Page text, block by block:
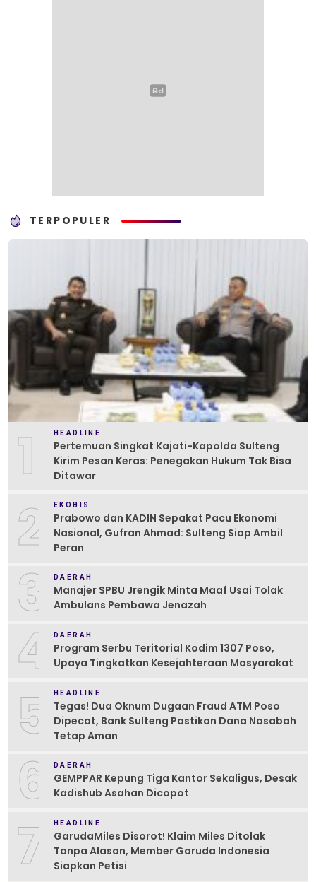
TERPOPULER
1 HEADLINE
Pertemuan Singkat Kajati-Kapolda Sulteng
Kirim Pesan Keras: Penegakan Hukum Tak Bisa
Ditawar
2 EKOBIS
Prabowo dan KADIN Sepakat Pacu Ekonomi
Nasional, Gufran Ahmad: Sulteng Siap Ambil
Peran
3 DAERAH
Manajer SPBU Jrengik Minta Maaf Usai Tolak
Ambulans Pembawa Jenazah
4 DAERAH
Program Serbu Teritorial Kodim 1307 Poso,
Upaya Tingkatkan Kesejahteraan Masyarakat
5 HEADLINE
Tegas! Dua Oknum Dugaan Fraud ATM Poso
Dipecat, Bank Sulteng Pastikan Dana Nasabah
Tetap Aman
6 DAERAH
GEMPPAR Kepung Tiga Kantor Sekaligus, Desak
Kadishub Asahan Dicopot
7 HEADLINE
GarudaMiles Disorot! Klaim Miles Ditolak
Tanpa Alasan, Member Garuda Indonesia
Siapkan Petisi